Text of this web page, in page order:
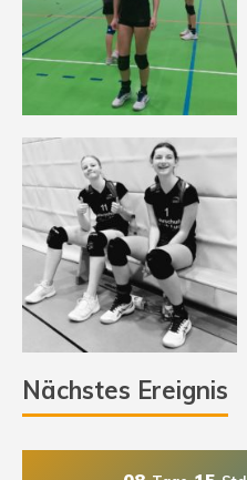
Nächstes Ereignis